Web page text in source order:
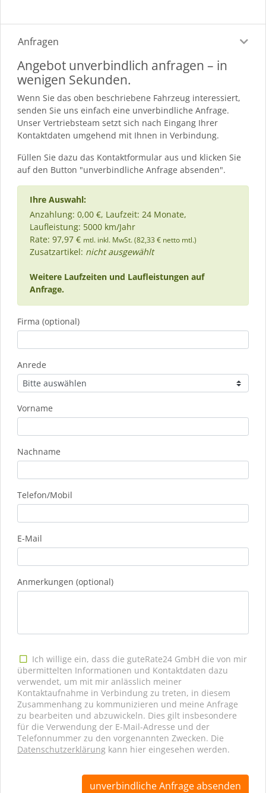
Anfragen
Angebot unverbindlich anfragen – in
wenigen Sekunden.
Wenn Sie das oben beschriebene Fahrzeug interessiert,
senden Sie uns einfach eine unverbindliche Anfrage.
Unser Vertriebsteam setzt sich nach Eingang Ihrer
Kontaktdaten umgehend mit Ihnen in Verbindung.
Füllen Sie dazu das Kontaktformular aus und klicken Sie
auf den Button "unverbindliche Anfrage absenden".
Ihre Auswahl:
Anzahlung: 0,00 €, Laufzeit: 24 Monate,
Laufleistung: 5000 km/Jahr
Rate: 97,97 € mtl. inkl. MwSt. (82,33 € netto mtl.)
Zusatzartikel: nicht ausgewählt
Weitere Laufzeiten und Laufleistungen auf
Anfrage.
Firma (optional)
Anrede
Vorname
Nachname
Telefon/Mobil
E-Mail
Anmerkungen (optional)
Ich willige ein, dass die guteRate24 GmbH die von mir
übermittelten Informationen und Kontaktdaten dazu
verwendet, um mit mir anlässlich meiner
Kontaktaufnahme in Verbindung zu treten, in diesem
Zusammenhang zu kommunizieren und meine Anfrage
zu bearbeiten und abzuwickeln. Dies gilt insbesondere
für die Verwendung der E-Mail-Adresse und der
Telefonnummer zu den vorgenannten Zwecken. Die
Datenschutzerklärung kann hier eingesehen werden.
unverbindliche Anfrage absenden